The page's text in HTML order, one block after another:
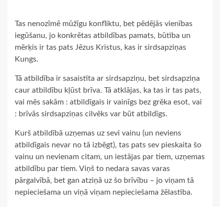
Tas nenozīmē mūžīgu konfliktu, bet pēdējās vienības
iegūšanu, jo konkrētas atbildības pamats, būtība un
mērķis ir tas pats Jēzus Kristus, kas ir sirdsapziņas
Kungs.
Tā atbildība ir sasaistīta ar sirdsapziņu, bet sirdsapziņa
caur atbildību kļūst brīva. Tā atklājas, ka tas ir tas pats,
vai mēs sakām : atbildīgais ir vainīgs bez grēka esot, vai
: brīvās sirdsapziņas cilvēks var būt atbildīgs.
Kurš atbildībā uzņemas uz sevi vainu (un neviens
atbildīgais nevar no tā izbēgt), tas pats sev pieskaita šo
vainu un nevienam citam, un iestājas par tiem, uzņemas
atbildību par tiem. Viņš to nedara savas varas
pārgalvībā, bet gan atziņā uz šo brīvību – jo viņam tā
nepieciešama un viņā viņam nepieciešama žēlastība.